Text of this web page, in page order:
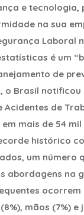
e tecnologia,
na sua
Laboral
é um
de
o Brasil
Acidentes de
mais de 54
histórico
um número
abordagens na
mãos (7%) e